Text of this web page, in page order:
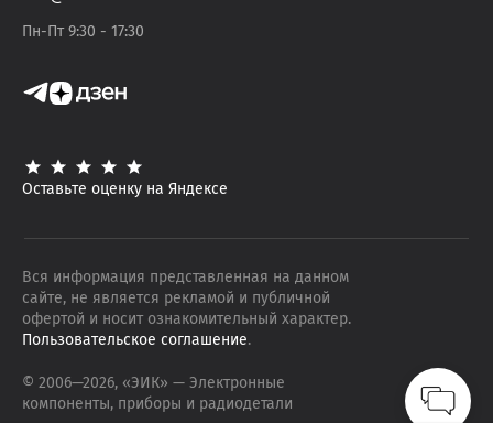
Пн-Пт 9:30 - 17:30
Оставьте оценку на Яндексе
Вся информация представленная на данном
сайте, не является рекламой и публичной
офертой и носит ознакомительный характер.
Пользовательское соглашение.
© 2006—2026, «ЭИК» — Электронные
компоненты, приборы и радиодетали